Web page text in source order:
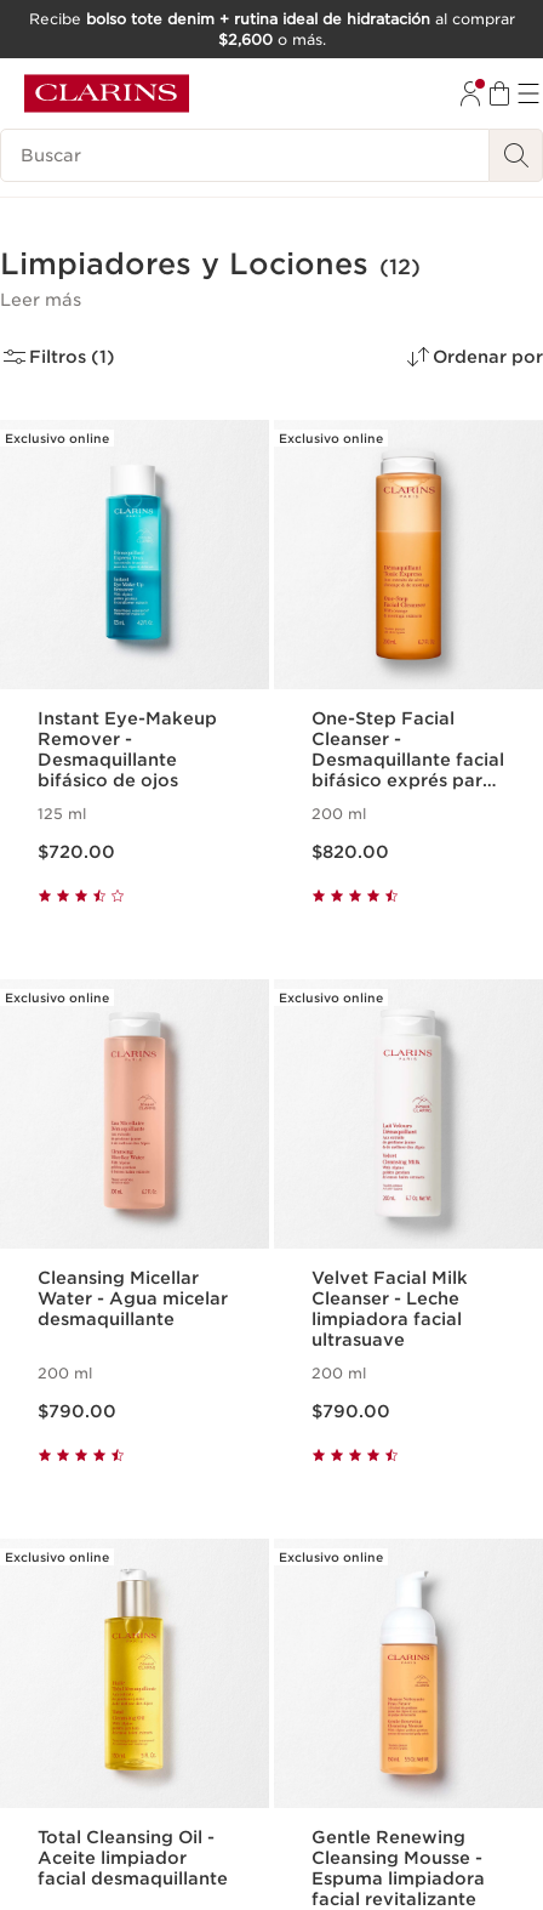
IR AL PIE DE PÁGINA
Recibe bolso tote denim + rutina ideal de hidrataciónal comprar
$2,600o más.
Buscar
Limpiadores y Lociones (12)
Leer más
Filtros (1) Ordenar por
Exclusivo online
Instant Eye-Makeup
Remover -
Desmaquillante
bifásico de ojos
125 ml
$720.00
Exclusivo online
One-Step Facial
Cleanser -
Desmaquillante facial
bifásico exprés para
200 ml
$820.00
Exclusivo online
Cleansing Micellar
Water - Agua micelar
desmaquillante
200 ml
$790.00
Exclusivo online
Velvet Facial Milk
Cleanser - Leche
limpiadora facial
ultrasuave
200 ml
$790.00
Exclusivo online
Total Cleansing Oil -
Aceite limpiador
facial desmaquillante
Exclusivo online
Gentle Renewing
Cleansing Mousse -
Espuma limpiadora
facial revitalizante